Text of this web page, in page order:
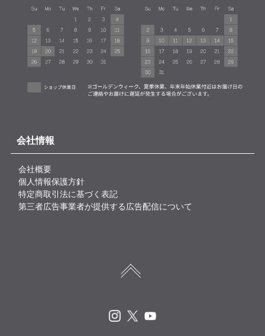
会社情報
会社概要
個人情報保護方針
特定商取引法に基づく表記
第三者広告事業者が提供する広告配信について